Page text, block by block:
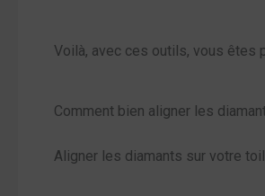
Voilà, avec ces outils, vous êtes
Comment bien aligner les
Aligner les diamants sur votre